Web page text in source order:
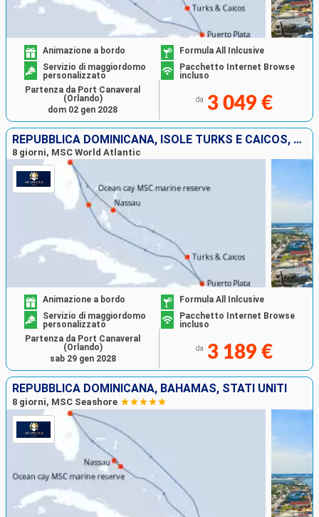
Animazione a bordo
Formula All Inlcusive
Servizio di maggiordomo
personalizzato
Pacchetto Internet Browse
incluso
da 3 049 €
Partenza da Port Canaveral
(Orlando)
dom 02 gen 2028
REPUBBLICA DOMINICANA, ISOLE TURKS E CAICOS, BAHAMAS, STATI UNITI
8 giorni, MSC World Atlantic
Animazione a bordo
Formula All Inlcusive
Servizio di maggiordomo
personalizzato
Pacchetto Internet Browse
incluso
da 3 189 €
Partenza da Port Canaveral
(Orlando)
sab 29 gen 2028
REPUBBLICA DOMINICANA, BAHAMAS, STATI UNITI
8 giorni, MSC Seashore